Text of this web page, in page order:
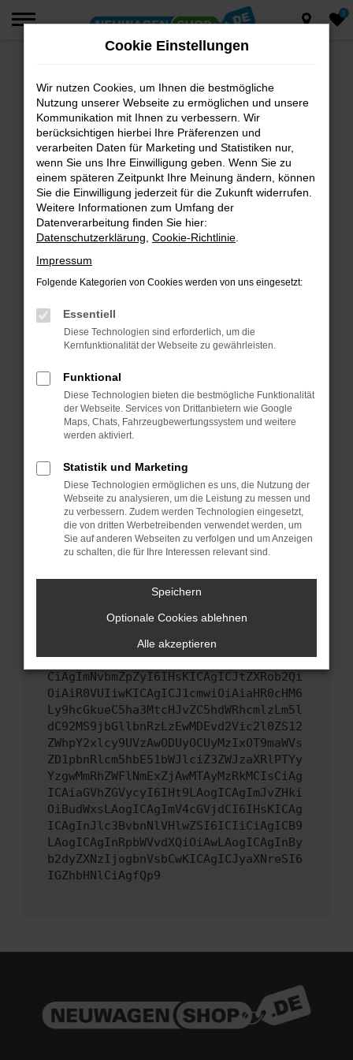
Zum
0
Fehler: Network Error
Beim Laden ist ein Fehler aufgetreten.
Hier sind ein paar Tipps, die dir helfen können:
Überprüfe deine Firewall und deine
Internetverbindung.
Laden andere Webseiten, zum Beispiel deine
Suchmaschine?
Prüfe deine Browsererweiterungen.
Manche Erweiterungen, wie Werbeblocker,
können das Laden bestimmter Seiten
anderen Browser oder in einem privaten
Fenster?
Starte dein Gerät neu.
Probleme zu beheben.
Stelle sicher, dass dein Browser und dein
Betriebssystem auf dem neuesten Stand
sind.
Veraltete Software birgt nicht nur ein
Sicherheitsrisiko, sondern kann auch dazu
führen, dass bestimmte Funktionen nicht mehr
unterstützt werden.
Wende dich an den Webseitenbetreiber.
Wenn du alle oben genannten Schritte versucht
versuchen, das Problem zu beheben. Du kannst
Fehlersuche zu unterstützen:
ewogICJuYW1lIjogIk5ldHdvcmtFcnJvciIs
CiAgImNvbmZpZyI6IHsKICAgICJtZXRob2Qi
OiAiR0VUIiwKICAgICJ1cmwiOiAiaHR0cHM6
Ly9hcGkueC5ha3MtcHJvZC5hdWRhcmlzLm5l
dC92MS9jbGllbnRzLzEwMDEvd2Vic2l0ZS12
ZWhpY2xlcy9UVzAwODUyOCUyMzIxOT9maWVs
ZD1pbnRlcm5hbE51bWJlciZ3ZWJzaXRlPTYy
YzgwMmRhZWFlNmExZjAwMTAyMzRkMCIsCiAg
ICAiaGVhZGVycyI6IHt9LAogICAgImJvZHki
OiBudWxsLAogICAgImV4cGVjdCI6IHsKICAg
ICAgInJlc3BvbnNlVHlwZSI6ICIiCiAgICB9
LAogICAgInRpbWVvdXQiOiAwLAogICAgInBy
b2dyZXNzIjogbnVsbCwKICAgICJyaXNreSI6
IGZhbHNlCiAgfQp9
Cookie Einstellungen
Wir nutzen Cookies, um Ihnen die bestmögliche
Nutzung unserer Webseite zu ermöglichen und unsere
Kommunikation mit Ihnen zu verbessern. Wir
berücksichtigen hierbei Ihre Präferenzen und
verarbeiten Daten für Marketing und Statistiken nur,
wenn Sie uns Ihre Einwilligung geben. Wenn Sie zu
einem späteren Zeitpunkt Ihre Meinung ändern, können
Sie die Einwilligung jederzeit für die Zukunft widerrufen.
Weitere Informationen zum Umfang der
Datenverarbeitung finden Sie hier:
Datenschutzerklärung Cookie-Richtlinie
Impressum
Folgende Kategorien von Cookies werden von uns eingesetzt:
Essentiell
Diese Technologien sind erforderlich, um die
Kernfunktionalität der Webseite zu gewährleisten.
Funktional
Diese Technologien bieten die bestmögliche Funktionalität
der Webseite. Services von Drittanbietern wie Google
Maps, Chats, Fahrzeugbewertungssystem und weitere
werden aktiviert.
Statistik und Marketing
Diese Technologien ermöglichen es uns, die Nutzung der
Webseite zu analysieren, um die Leistung zu messen und
zu verbessern. Zudem werden Technologien eingesetzt,
die von dritten Werbetreibenden verwendet werden, um
Sie auf anderen Webseiten zu verfolgen und um Anzeigen
zu schalten, die für Ihre Interessen relevant sind.
Speichern
Optionale Cookies ablehnen
Alle akzeptieren